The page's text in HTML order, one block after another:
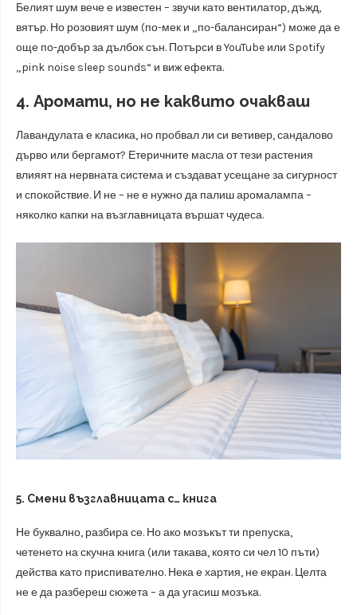
Белият шум вече е известен – звучи като вентилатор, дъжд,
вятър. Но розовият шум (по-мек и „по-балансиран“) може да е
още по-добър за дълбок сън. Потърси в YouTube или Spotify
„pink noise sleep sounds“ и виж ефекта.
4. Аромати, но не каквито очакваш
Лавандулата е класика, но пробвал ли си ветивер, сандалово
дърво или бергамот? Етеричните масла от тези растения
влияят на нервната система и създават усещане за сигурност
и спокойствие. И не – не е нужно да палиш аромалампа –
няколко капки на възглавницата вършат чудеса.
5. Смени възглавницата с… книга
Не буквално, разбира се. Но ако мозъкът ти препуска,
четенето на скучна книга (или такава, която си чел 10 пъти)
действа като приспивателно. Нека е хартия, не екран. Целта
не е да разбереш сюжета – а да угасиш мозъка.